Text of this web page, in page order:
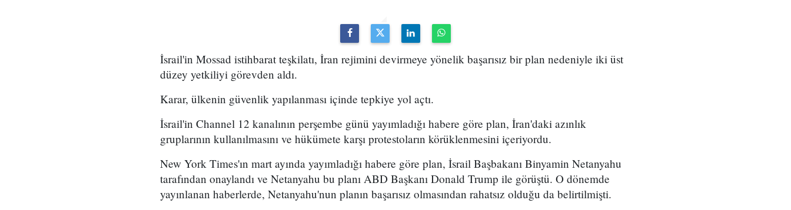
İsrail'in Mossad istihbarat teşkilatı, İran rejimini devirmeye yönelik başarısız bir plan nedeniyle iki üst
düzey yetkiliyi görevden aldı.
Karar, ülkenin güvenlik yapılanması içinde tepkiye yol açtı.
İsrail'in Channel 12 kanalının perşembe günü yayımladığı habere göre plan, İran'daki azınlık
gruplarının kullanılmasını ve hükümete karşı protestoların körüklenmesini içeriyordu.
New York Times'ın mart ayında yayımladığı habere göre plan, İsrail Başbakanı Binyamin Netanyahu
tarafından onaylandı ve Netanyahu bu planı ABD Başkanı Donald Trump ile görüştü. O dönemde
yayınlanan haberlerde, Netanyahu'nun planın başarısız olmasından rahatsız olduğu da belirtilmişti.